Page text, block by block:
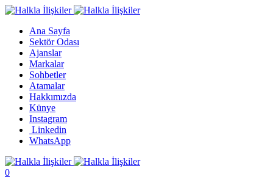
Ana Sayfa
Sektör Odası
Ajanslar
Markalar
Sohbetler
Atamalar
Hakkımızda
Künye
Instagram
Linkedin
WhatsApp
0